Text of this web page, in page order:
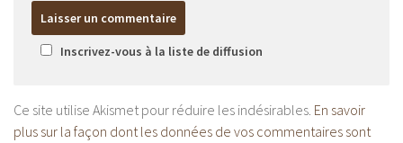
Inscrivez-vous à la liste de diffusion
Ce site utilise Akismet pour réduire les indésirables. En savoir
plus sur la façon dont les données de vos commentaires sont